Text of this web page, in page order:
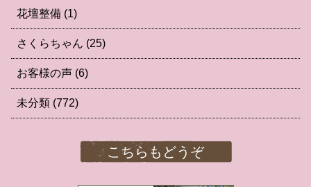
花壇整備 (1)
さくらちゃん (25)
お客様の声 (6)
未分類 (772)
こちらもどうぞ